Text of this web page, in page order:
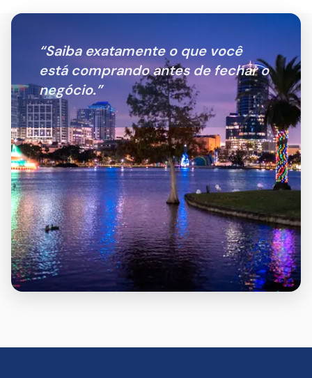
“Saiba exatamente o que você
está comprando antes de fechar o
negócio.”